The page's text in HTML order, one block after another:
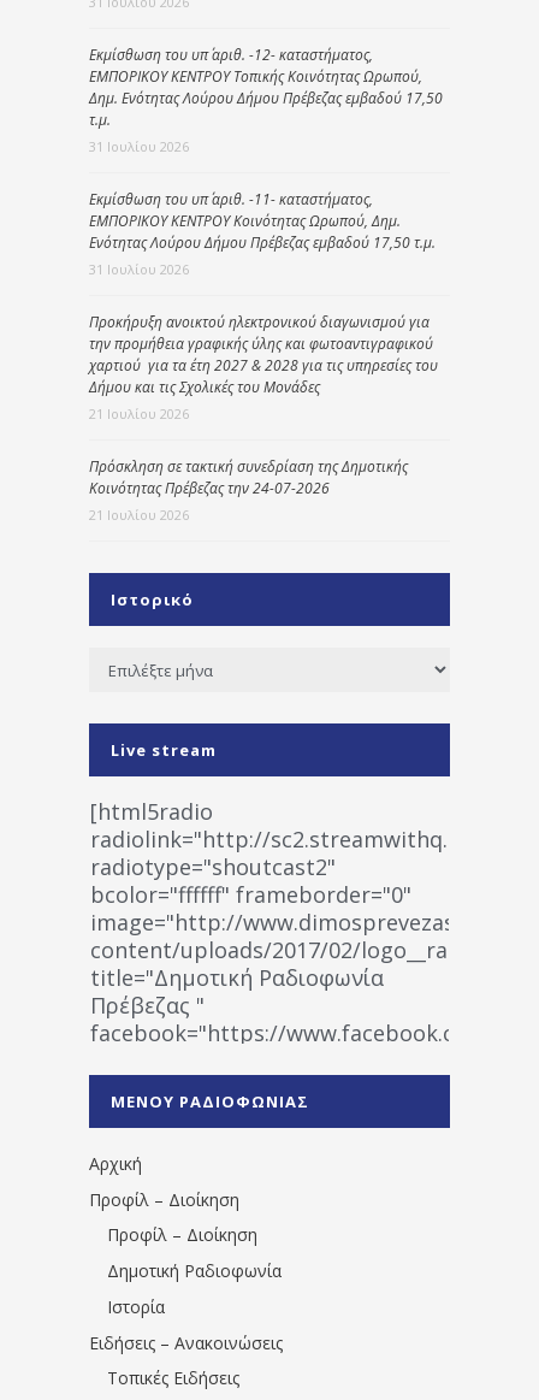
Εκμίσθωση του υπ΄ αριθ. -12- καταστήματος,
ΕΜΠΟΡΙΚΟΥ ΚΕΝΤΡΟΥ Τοπικής Κοινότητας Ωρωπού,
Δημ. Ενότητας Λούρου Δήμου Πρέβεζας εμβαδού 17,50
τ.μ.
31 Ιουλίου 2026
Εκμίσθωση του υπ΄ αριθ. -11- καταστήματος,
ΕΜΠΟΡΙΚΟΥ ΚΕΝΤΡΟΥ Κοινότητας Ωρωπού, Δημ.
Ενότητας Λούρου Δήμου Πρέβεζας εμβαδού 17,50 τ.μ.
31 Ιουλίου 2026
Προκήρυξη ανοικτού ηλεκτρονικού διαγωνισμού για
την προμήθεια γραφικής ύλης και φωτοαντιγραφικού
χαρτιού για τα έτη 2027 & 2028 για τις υπηρεσίες του
Δήμου και τις Σχολικές του Μονάδες
21 Ιουλίου 2026
Πρόσκληση σε τακτική συνεδρίαση της Δημοτικής
Κοινότητας Πρέβεζας την 24-07-2026
21 Ιουλίου 2026
Ιστορικό
Ιστορικό
Live stream
[html5radio
radiolink="http://
radiotype="shoutcast2"
bcolor="ffffff" frameborder="0"
image="http://www.dimosprevezas.gr/wp-
content/uploads/2017/02/
title="Δημοτική Ραδιοφωνία
Πρέβεζας "
facebook="https://www.facebook.com/
1531194763766854/" artist="" ]
ΜΕΝΟΥ ΡΑΔΙΟΦΩΝΙΑΣ
Αρχική
Προφίλ – Διοίκηση
Προφίλ – Διοίκηση
Δημοτική Ραδιοφωνία
Ιστορία
Ειδήσεις – Ανακοινώσεις
Τοπικές Ειδήσεις